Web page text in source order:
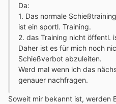
Da:
1. Das normale
ist ein sportl. Training.
2. das Training nicht öffentl.
Daher ist es für mich noch
Schießverbot abzuleiten.
Werd mal wenn ich das
genauer nachfragen.
Soweit mir bekannt ist, werden